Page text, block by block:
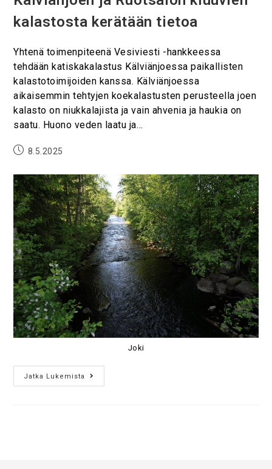
kalastosta kerätään tietoa
Yhtenä toimenpiteenä Vesiviesti -hankkeessa
tehdään katiskakalastus Kälviänjoessa paikallisten
kalastotoimijoiden kanssa. Kälviänjoessa
aikaisemmin tehtyjen koekalastusten perusteella joen
kalasto on niukkalajista ja vain ahvenia ja haukia on
saatu. Huono veden laatu ja…
8.5.2025
Joki
Jatka Lukemista